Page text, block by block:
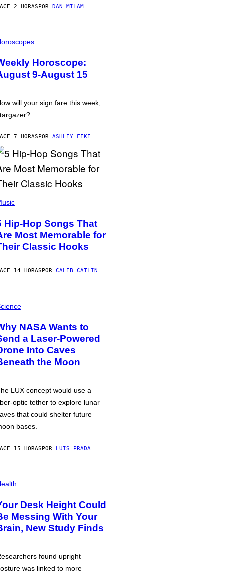
2 HORASPOR DAN MILAM
Horoscope:
9-August 15
will your sign fare this week,
7 HORASPOR ASHLEY FIKE
Hip-Hop Songs That
Most Memorable for
Classic Hooks
14 HORASPOR CALEB CATLIN
NASA Wants to
a Laser-Powered
Into Caves
the Moon
LUX concept would use a
optic tether to explore lunar
that could shelter future
bases.
15 HORASPOR LUIS PRADA
Desk Height Could
Messing With Your
New Study Finds
found upright
was linked to more